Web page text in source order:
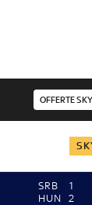
OFFERTE SKY
SRB
1
HUN
2